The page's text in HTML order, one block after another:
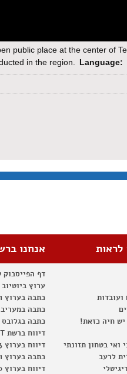
public place at the center of
in the region.
Language:
לראות
ועובדות
יש חיה כזאת!
ואי בטחון תזונתי
לרעב
אנחנו
דף
ערוץ ביוטיוב
כתבה בערוץ 1 (2012)
כתבה במעריב
כתבה בגלובס
דיווח ברשת RT
דיווח בערוץ 23
כתבה בערוץ 1
דיווח בערוץ 10